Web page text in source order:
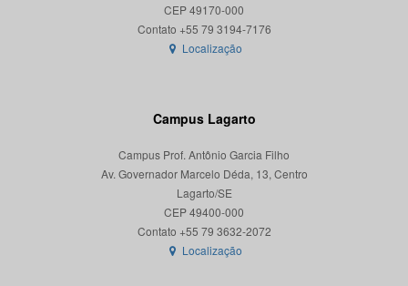
CEP 49170-000
Localização
Campus Lagarto
Campus Prof. Antônio Garcia Filho
Av. Governador Marcelo Déda, 13, Centro
Lagarto/SE
CEP 49400-000
Localização